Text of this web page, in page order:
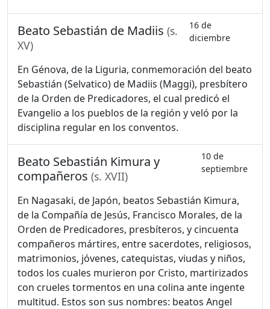
Beato Sebastián de Madiis (s.
XV)
16 de
diciembre
En Génova, de la Liguria, conmemoración del beato
Sebastián (Selvatico) de Madiis (Maggi), presbítero
de la Orden de Predicadores, el cual predicó el
Evangelio a los pueblos de la región y veló por la
disciplina regular en los conventos.
Beato Sebastián Kimura y
compañeros (s. XVII)
10 de
septiembre
En Nagasaki, de Japón, beatos Sebastián Kimura,
de la Compañía de Jesús, Francisco Morales, de la
Orden de Predicadores, presbíteros, y cincuenta
compañeros mártires, entre sacerdotes, religiosos,
matrimonios, jóvenes, catequistas, viudas y niños,
todos los cuales murieron por Cristo, martirizados
con crueles tormentos en una colina ante ingente
multitud. Estos son sus nombres: beatos Angel